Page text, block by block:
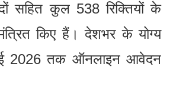
सहित कुल 538 रिक्तियों के
किए हैं। देशभर के योग्य
2026 तक ऑनलाइन आवेदन